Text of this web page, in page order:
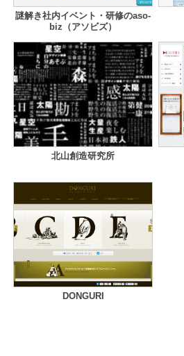
謎解き社内イベント・研修のaso-
biz（アソビズ）
北山創造研究所
DONGURI